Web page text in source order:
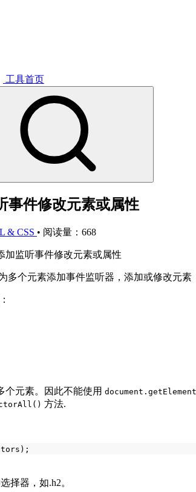
工具首页
事件修改元素或属性
& CSS • 阅读量：668
加监听事件修改元素或属性
多个元素添加事件监听器，添加或修改元
：
个元素。因此不能使用
方法.
);
择器，如.h2。